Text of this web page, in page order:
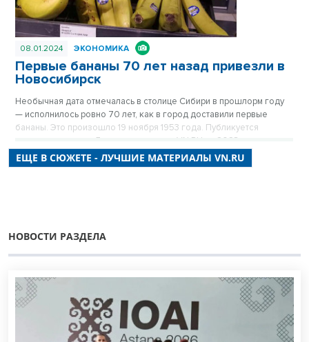
08.01.2024 ЭКОНОМИКА
Первые бананы 70 лет назад привезли в
Новосибирск
Необычная дата отмечалась в столице Сибири в прошлорм году
— исполнилось ровно 70 лет, как в город доставили первые
бананы. Это произошло 19 ноября 1953 года. Публикуется
повторно в цикле «Лучшие материалы VN.RU за 2023 год».
ЕЩЕ В СЮЖЕТЕ - ЛУЧШИЕ МАТЕРИАЛЫ VN.RU
НОВОСТИ РАЗДЕЛА